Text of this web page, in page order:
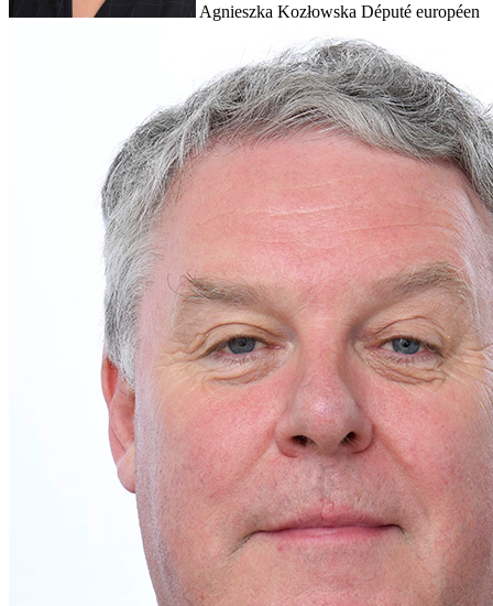
Agnieszka Kozłowska Député européen